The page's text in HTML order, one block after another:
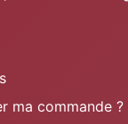
ma commande ?